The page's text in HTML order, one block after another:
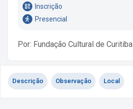
Inscrição
Presencial
Por: Fundação Cultural de Curitiba
Descrição Observação Local